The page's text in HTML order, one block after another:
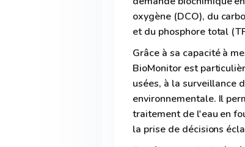
oxygène (DCO), du
et du phosphore total
Grâce à sa capacité à
BioMonitor est
usées, à la surveillance
environnementale. Il
traitement de l'eau en
la prise de décisions